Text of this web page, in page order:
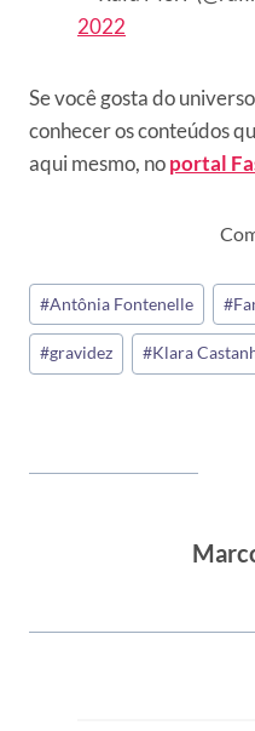
2022
Se você gosta do
conhecer os conteúdos
aqui mesmo, noportal
Tags
do
Post:
#Antônia Fontenelle #
#gravidez #Klara